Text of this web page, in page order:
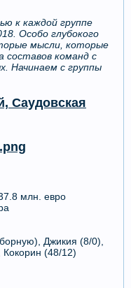
к каждой группе
Особо глубокого
мысли, которые
составов команд с
Начинаем с группы
Саудовская
млн. евро
Джикия (8/0),
(48/12)